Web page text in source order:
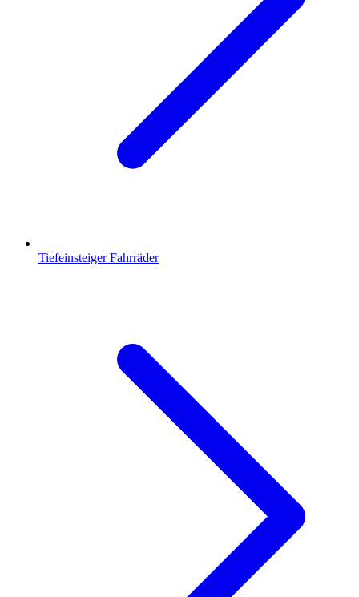
Tiefeinsteiger Fahrräder